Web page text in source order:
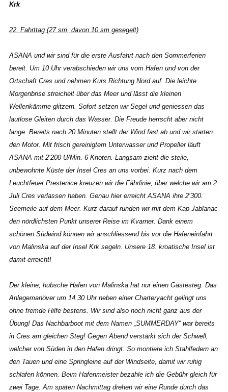
Krk
22. Fahrttag (27 sm, davon 10 sm gesegelt)
ASANA und wir sind für die erste Ausfahrt nach den Sommerferien
bereit. Um 10 Uhr verabschieden wir uns vom Hafen und von der
Ortschaft Cres und nehmen Kurs Richtung Nord auf. Die leichte
Morgenbrise streichelt über das Meer und lässt die kleinen
Wellenkämme glitzern. Sofort setzen wir Segel und geniessen das
lautlose Gleiten durch das Wasser. Die Freude herrscht aber nicht
lange. Bereits nach 20 Minuten stellt der Wind fast ab und wir starten
den Motor. Mit frisch gereinigtem Unterwasser und Propeller läuft
ASANA mit 2‘200 U/Min. 6 Knoten. Langsam zieht die steile,
unbewohnte Küste der Insel Cres an uns vorbei. Kurz nach dem
Leuchtfeuer Prestenice kreuzen wir die Fährlinie, über welche wir am 2.
Juli Cres verlassen haben. Genau hier erreicht ASANA ihre 2‘300.
Seemeile auf dem Meer. Kurz darauf runden wir mit dem Kap Jablanac
den nördlichsten Punkt unserer Reise im Kvarner. Dank einem
schönen Südwind können wir anschliessend bis vor die Hafeneinfahrt
von Malinska auf der Insel Krk segeln. Unsere 18. kroatische Insel ist
damit erreicht!
Der kleine, hübsche Hafen von Malinska hat nur einen Gästesteg. Das
Anlegemanöver um 14.30 Uhr neben einer Charteryacht gelingt uns
ohne fremde Hilfe bestens. Wir sind also noch nicht ganz aus der
Übung! Das Nachbarboot mit dem Namen „SUMMERDAY“ war bereits
in Cres am gleichen Steg! Gegen Abend verstärkt sich der Schwell,
welcher von Süden in den Hafen dringt. So montiere ich Stahlfedern an
den Tauen und eine Springleine auf der Windseite, damit wir ruhig
schlafen können. Beim Hafenmeister bezahle ich die Gebühr gleich für
zwei Tage. Am späten Nachmittag drehen wir eine Runde durch das